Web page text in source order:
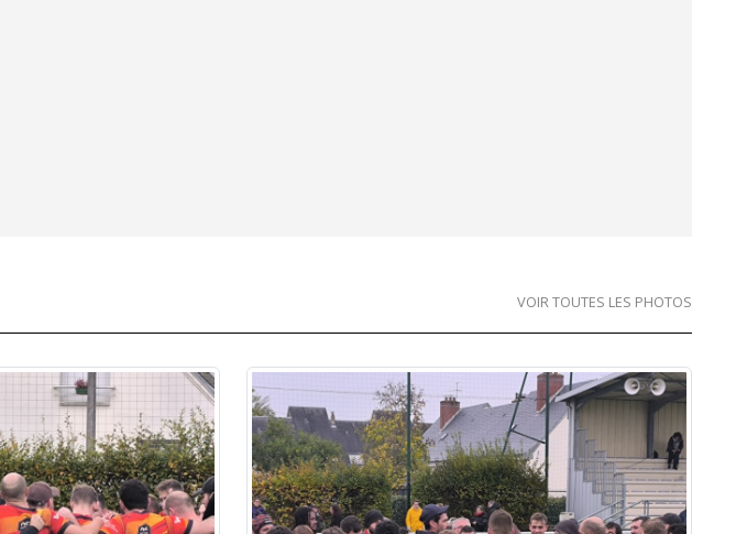
VOIR TOUTES LES PHOTOS